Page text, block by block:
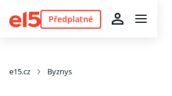
Předplatné
e15.cz Byznys